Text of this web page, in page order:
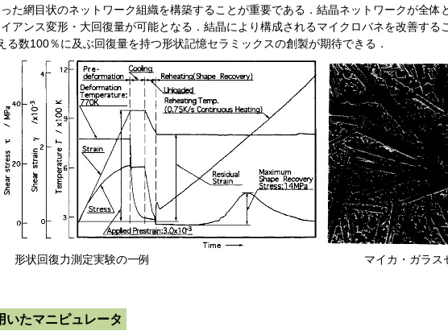
た網目状のネットワーク組織を構築することが重要である．結晶ネットワークが全体
アンス変形・大回復量が可能となる．結晶により構成されるマイクロバネを改善する
る数100％に及ぶ回復量を持つ形状記憶セラミックスの創製が期待できる．
形状回復力測定実験の一例 マイカ・ガラスセラミ
いたマニピュレータ